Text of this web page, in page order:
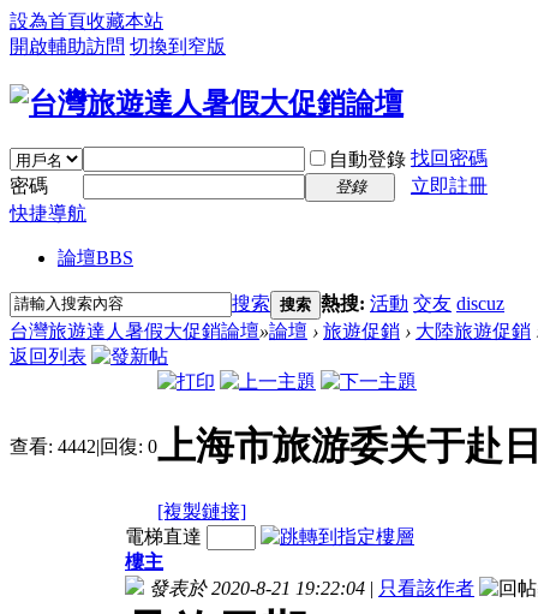
設為首頁收藏本站
開啟輔助訪問 切換到窄版
自動登錄 找回密碼
密碼
登錄
立即註冊
快捷導航
論壇BBS
搜索 搜索 熱搜: 活動 交友 discuz
台灣旅遊達人暑假大促銷論壇»論壇 › 旅遊促銷 › 大陸旅遊促銷
返回列表
查看: 4442|回復: 0上海市旅游委关于赴
[複製鏈接]
電梯直達
樓主
發表於 2020-8-21 19:22:04 | 只看該作者